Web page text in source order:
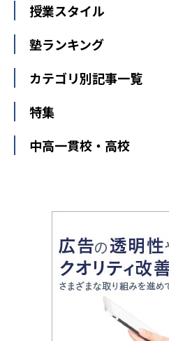
山形県
福島県
関東
東京都
神奈川県
栃木県
群馬県
新潟県
中部
愛知県
静岡県
大阪府
兵庫県 京都
鳥取県
島根県 岡山
香川県
【掲載塾一覧を見る】
東京個別指導学院
明光義塾
個別教室のトライ
武田塾
授業スタイル
個別指導
オンライン指導
塾ランキング
中学受験ランキング
カテゴリ別記事一覧
中学受験
大学受験
教育全般
大学受験塾の選び方
中学受験に熱心な市区町村
小学校受験
家庭教師
特集
開成番長直伝！子どもの受
運動と遊びを考える
情報Ⅰ、数学が苦手な人注
アップ法
悩み多き「大学受験」相談
英語・英会話・英検対策
小学校教師が解説！中学受
中高一貫校・高校
大学入試改革
ママテクエグザム
進化する中高一貫校・高校